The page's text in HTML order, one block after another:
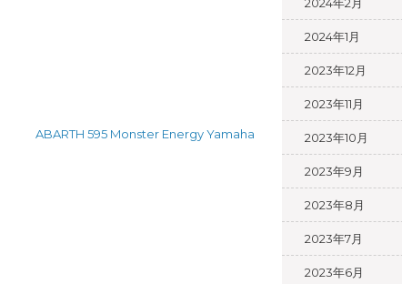
ABARTH 595 Monster Energy Yamaha
2024年1月
2023年12月
2023年11月
2023年10月
2023年9月
2023年8月
2023年7月
2023年6月